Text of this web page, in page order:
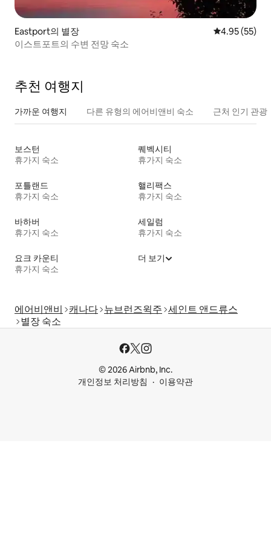
Eastport의 별장 평점 4.95점(5
4.95 (55)
이스트포트의 수변 전망 숙소
추천 여행지
가까운 여행지 다른 유형의 에어비앤비 숙소 근처 인기 관광
보스턴
휴가지 숙소
퀘벡시티
휴가지 숙소
포틀랜드
휴가지 숙소
핼리팩스
휴가지 숙소
바하버
휴가지 숙소
세일럼
휴가지 숙소
요크 카운티
휴가지 숙소
더 보기
에어비앤비 캐나다 뉴브런즈윅주 세인트 앤드류스
별장 숙소
© 2026 Airbnb, Inc.
개인정보 처리방침
이용약관